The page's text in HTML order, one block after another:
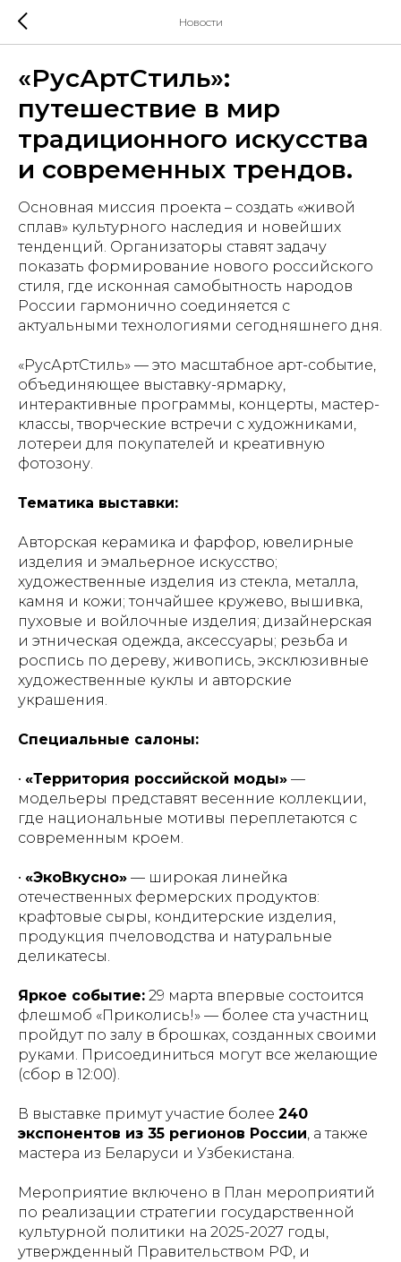
Новости
«РусАртСтиль»:
путешествие в мир
традиционного искусства
и современных трендов.
Основная миссия проекта – создать «живой
сплав» культурного наследия и новейших
тенденций. Организаторы ставят задачу
показать формирование нового российского
стиля, где исконная самобытность народов
России гармонично соединяется с
актуальными технологиями сегодняшнего дня.
«РусАртСтиль» — это масштабное арт-событие,
объединяющее выставку-ярмарку,
интерактивные программы, концерты, мастер-
классы, творческие встречи с художниками,
лотереи для покупателей и креативную
фотозону.
Тематика выставки:
Авторская керамика и фарфор, ювелирные
изделия и эмальерное искусство;
художественные изделия из стекла, металла,
камня и кожи; тончайшее кружево, вышивка,
пуховые и войлочные изделия; дизайнерская
и этническая одежда, аксессуары; резьба и
роспись по дереву, живопись, эксклюзивные
художественные куклы и авторские
украшения.
Специальные салоны:
• «Территория российской моды» —
модельеры представят весенние коллекции,
где национальные мотивы переплетаются с
современным кроем.
• «ЭкоВкусно» — широкая линейка
отечественных фермерских продуктов:
крафтовые сыры, кондитерские изделия,
продукция пчеловодства и натуральные
деликатесы.
Яркое событие: 29 марта впервые состоится
флешмоб «Приколись!» — более ста участниц
пройдут по залу в брошках, созданных своими
руками. Присоединиться могут все желающие
(сбор в 12:00).
В выставке примут участие более 240
экспонентов из 35 регионов России, а также
мастера из Беларуси и Узбекистана.
Мероприятие включено в План мероприятий
по реализации стратегии государственной
культурной политики на 2025-2027 годы,
утвержденный Правительством РФ, и